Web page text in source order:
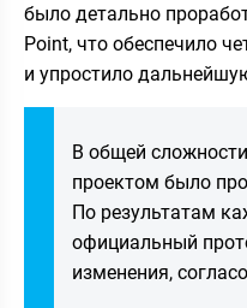
было детально
Point, что обеспечило
и упростило
В общей
проектом было
По результатам
официальный
изменения,